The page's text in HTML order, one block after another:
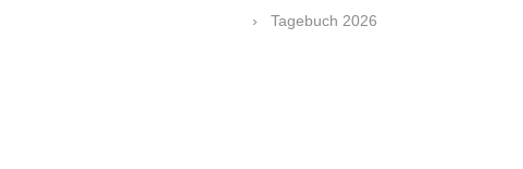
Tagebuch 2026